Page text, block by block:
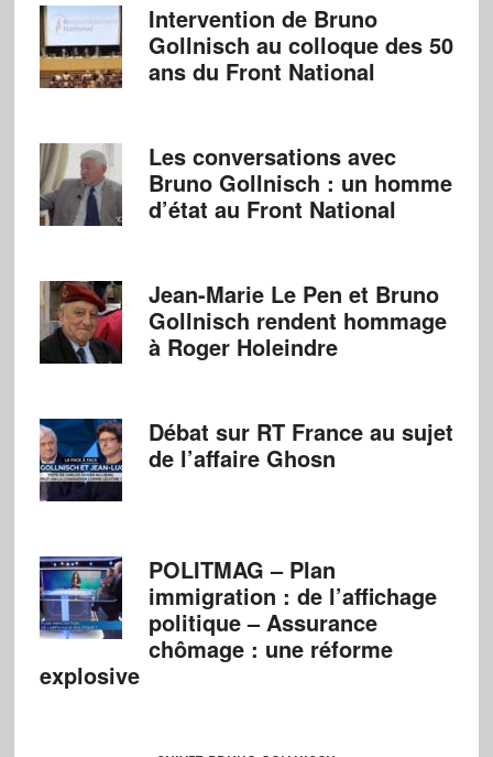
Intervention de Bruno
Gollnisch au colloque des 50
ans du Front National
Les conversations avec
Bruno Gollnisch : un homme
d’état au Front National
Jean-Marie Le Pen et Bruno
Gollnisch rendent hommage
à Roger Holeindre
Débat sur RT France au sujet
de l’affaire Ghosn
POLITMAG – Plan
immigration : de l’affichage
politique – Assurance
chômage : une réforme
explosive